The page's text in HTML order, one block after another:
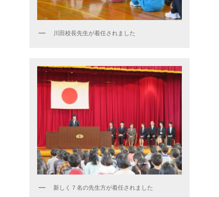
川田校長先生が着任されました
新しく７名の先生方が着任されました